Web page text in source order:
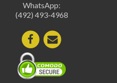
elegir
en
página
producto
WhatsApp:
(492) 493-4968